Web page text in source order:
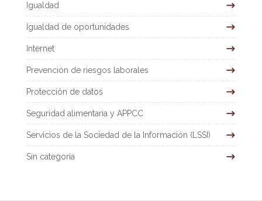
Igualdad
Igualdad de oportunidades
Internet
Prevención de riesgos laborales
Protección de datos
Seguridad alimentaria y APPCC
Servicios de la Sociedad de la Información (LSSI)
Sin categoría